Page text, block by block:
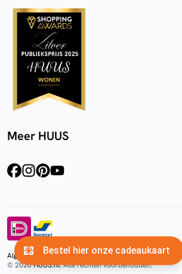
Meer HUUS
facebookinstagram
pinterest
youtube
Algemene voorwaardenPrivacyverklaringCookies
© 2026HUUS.nl. Alle rechten voorbehouden.